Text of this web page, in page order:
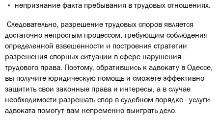
непризнание факта пребывания в трудовых отношениях.
Следовательно, разрешение трудовых споров является
достаточно непростым процессом, требующим соблюдения
определенной взвешенности и построения стратегии
разрешения спорных ситуации в сфере нарушения
трудового права. Поэтому, обратившись к адвокату в Одессе,
вы получите юридическую помощь и сможете эффективно
защитить свои законные права и интересы, а в случае
необходимости разрешать спор в судебном порядке - услуги
адвоката помогут вам непременно выиграть дело.